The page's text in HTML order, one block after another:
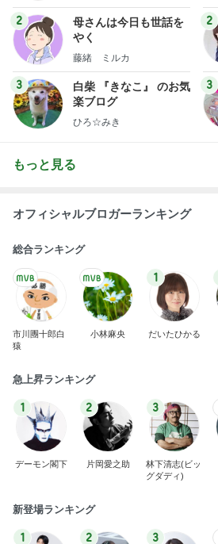
2
母さんは今日も世話を
やく
藤緒 ミルカ
3
白柴 『きなこ』 のお気
楽ブログ
ひろ☆みき
2
3
もっと見る
オフィシャルブロガーランキング
総合ランキング
市川團十郎白
猿
小林麻央
1
だいたひかる
急上昇ランキング
1
デーモン閣下
2
片岡愛之助
3
林下清志(ビッ
グダディ)
新登場ランキング
1 2 3